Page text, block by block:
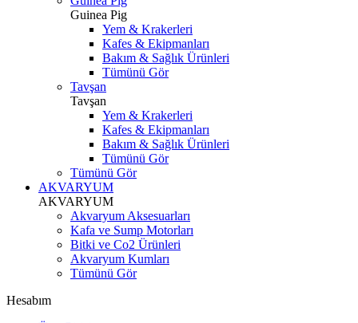
Guinea Pig
Yem & Krakerleri
Kafes & Ekipmanları
Bakım & Sağlık Ürünleri
Tümünü Gör
Tavşan
Tavşan
Yem & Krakerleri
Kafes & Ekipmanları
Bakım & Sağlık Ürünleri
Tümünü Gör
Tümünü Gör
AKVARYUM
AKVARYUM
Akvaryum Aksesuarları
Kafa ve Sump Motorları
Bitki ve Co2 Ürünleri
Akvaryum Kumları
Tümünü Gör
Hesabım